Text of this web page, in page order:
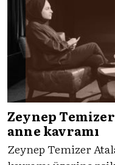
Zeynep
anne kavramı
Zeynep Temizer